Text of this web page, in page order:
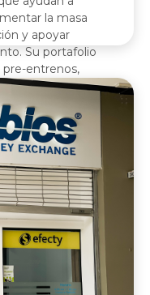
la masa
y apoyar
Su portafolio
pre-entrenos,
de grasa,
que practican
rendimiento.